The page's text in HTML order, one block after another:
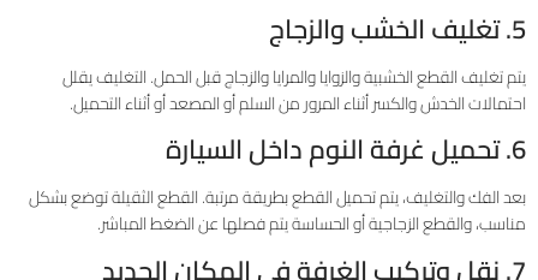
5. تغليف الخشب والزجاج
يتم تغليف القطع الخشبية والزوايا والمرايا والزجاج قبل الحمل. التغليف يقلل
احتمالات الخدش والكسر أثناء المرور من السلم أو المصعد أو أثناء التحميل.
6. تحميل غرفة النوم داخل السيارة
بعد الفك والتغليف، يتم تحميل القطع بطريقة مرتبة. القطع الثقيلة توضع بشكل
مناسب، والقطع الزجاجية أو الحساسة يتم فصلها عن الضغط المباشر.